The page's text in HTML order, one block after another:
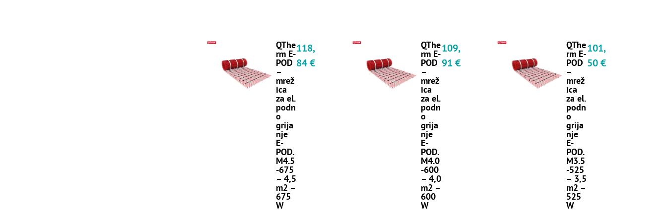
QThe
rm E-
POD
–
mrež
ica
za el.
podn
o
grija
nje
E-
POD.
M4.5
-675
– 4,5
m2 –
675
W
118,
84€
QThe
rm E-
POD
–
mrež
ica
za el.
podn
o
grija
nje
E-
POD.
M4.0
-600
– 4,0
m2 –
600
W
109,
91 €
QThe
rm E-
POD
–
mrež
ica
za el.
podn
o
grija
nje
E-
POD.
M3.5
-525
– 3,5
m2 –
525
W
101,
50€